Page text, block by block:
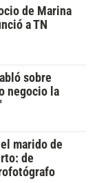
de Marina
a TN
sobre
negocio la
marido de
de